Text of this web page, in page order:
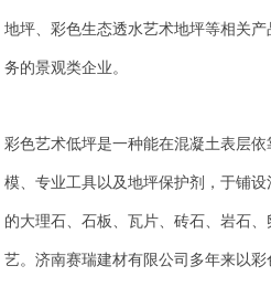
地坪、彩色生态透水艺术地坪等相关
务的景观类企业。
彩色艺术低坪是一种能在混凝土表层
模、专业工具以及地坪保护剂，于铺
的大理石、石板、瓦片、砖石、岩石
艺。济南赛瑞建材有限公司多年来以